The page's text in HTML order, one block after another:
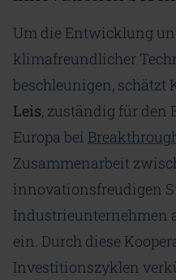
Um die Entwicklung
klimafreundlicher
beschleunigen, schätzt
Leis, zuständig für den
Europa bei
Zusammenarbeit
innovationsfreudigen
Industrieunternehmen
ein. Durch diese
Investitionszyklen